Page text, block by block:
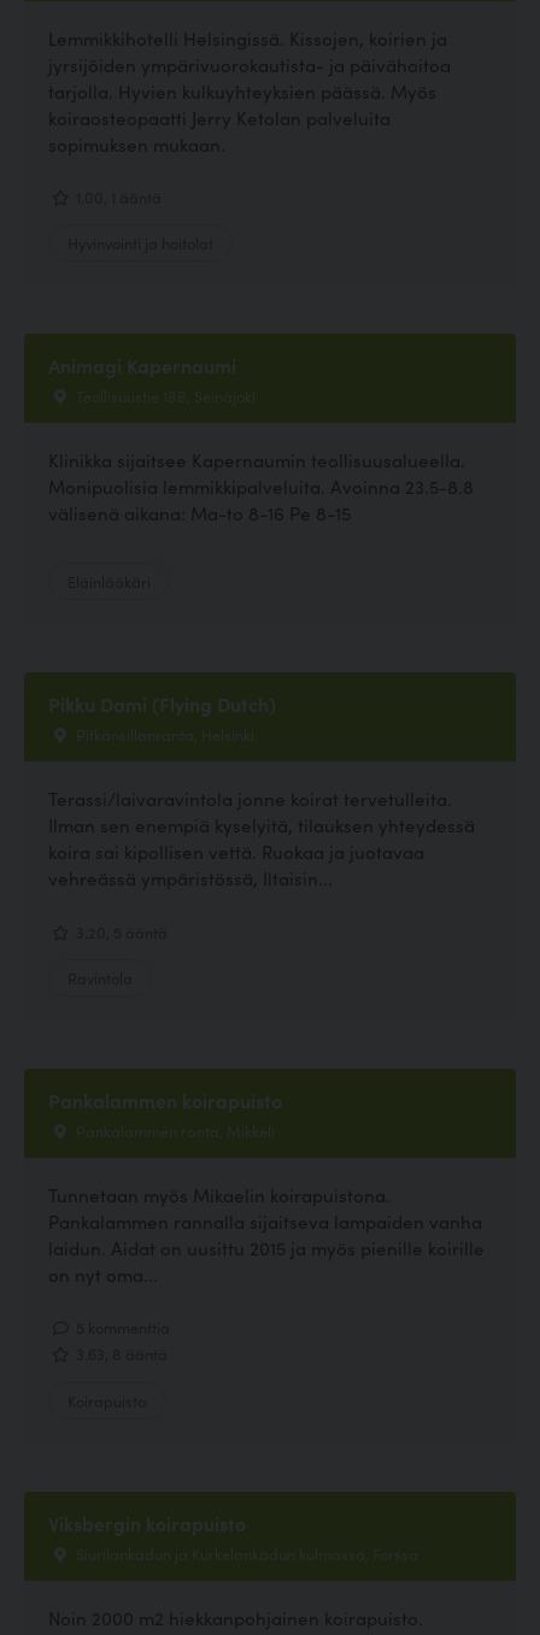
Lemmikkihotelli Helsingissä. Kissojen, koirien ja
jyrsijöiden ympärivuorokautista- ja päivähoitoa
tarjolla. Hyvien kulkuyhteyksien päässä. Myös
koiraosteopaatti Jerry Ketolan palveluita
sopimuksen mukaan.
Animagi Kapernaumi
Teollisuustie 18B, Seinäjoki
Klinikka sijaitsee Kapernaumin teollisuusalueella.
Monipuolisia lemmikkipalveluita. Avoinna 23.5-8.8
välisenä aikana: Ma-to 8-16 Pe 8-15
Pikku Dami (Flying Dutch)
Pitkänsillanranta, Helsinki
Terassi/laivaravintola jonne koirat tervetulleita.
Ilman sen enempiä kyselyitä, tilauksen yhteydessä
koira sai kipollisen vettä. Ruokaa ja juotavaa
vehreässä ympäristössä, Iltaisin...
Pankalammen koirapuisto
Pankalammen ranta, Mikkeli
Tunnetaan myös Mikaelin koirapuistona.
Pankalammen rannalla sijaitseva lampaiden vanha
laidun. Aidat on uusittu 2015 ja myös pienille koirille
on nyt oma...
Viksbergin koirapuisto
Siurilankadun ja Kurkelankadun kulmassa, Forssa
Noin 2000 m2 hiekkanpohjainen koirapuisto.